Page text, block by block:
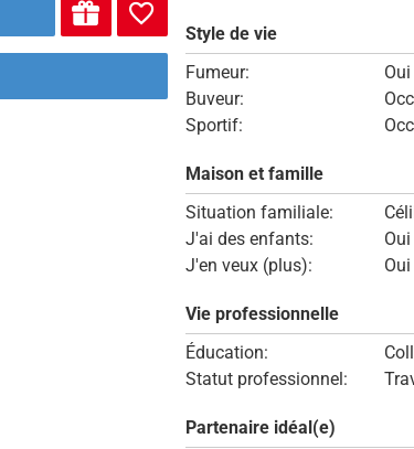
Style de vie
Fumeur:
Oui
Buveur:
Sportif:
Maison et famille
Situation familiale:
J'ai des enfants:
J'en veux (plus):
Oui
Vie professionnelle
Éducation:
Statut professionnel:
Partenaire idéal(e)